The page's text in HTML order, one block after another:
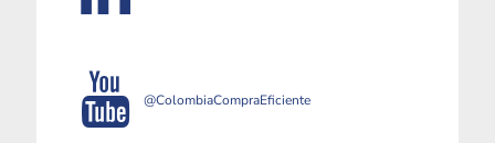
@ColombiaCompraEficiente